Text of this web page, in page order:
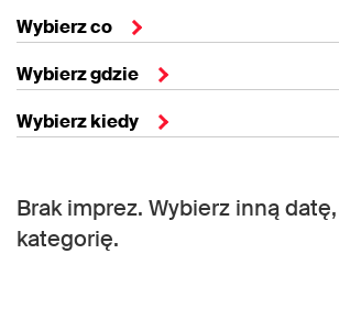
Wybierz co
Wybierz gdzie
Wybierz kiedy
Brak imprez. Wybierz inną
kategorię.